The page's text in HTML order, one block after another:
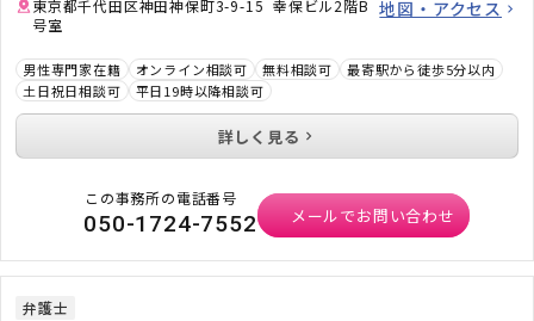
東京都千代田区神田神保町3-9-15 幸保ビル2階B
号室
地図・アクセス
男性専門家在籍 オンライン相談可 無料相談可
最寄駅から徒歩5分以内
土日祝日相談可
平日19時以降相談可
詳しく見る
この事務所の電話番号
050-1724-7552 メールでお問い合わせ
弁護士